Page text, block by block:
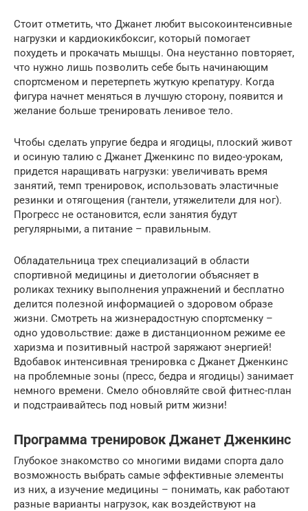
Стоит отметить, что Джанет любит высокоинтенсивные
нагрузки и кардиокикбоксиг, который помогает
похудеть и прокачать мышцы. Она неустанно повторяет,
что нужно лишь позволить себе быть начинающим
спортсменом и перетерпеть жуткую крепатуру. Когда
фигура начнет меняться в лучшую сторону, появится и
желание больше тренировать ленивое тело.
Чтобы сделать упругие бедра и ягодицы, плоский живот
и осиную талию с Джанет Дженкинс по видео-урокам,
придется наращивать нагрузки: увеличивать время
занятий, темп тренировок, использовать эластичные
резинки и отягощения (гантели, утяжелители для ног).
Прогресс не остановится, если занятия будут
регулярными, а питание – правильным.
Обладательница трех специализаций в области
спортивной медицины и диетологии объясняет в
роликах технику выполнения упражнений и бесплатно
делится полезной информацией о здоровом образе
жизни. Смотреть на жизнерадостную спортсменку –
одно удовольствие: даже в дистанционном режиме ее
харизма и позитивный настрой заряжают энергией!
Вдобавок интенсивная тренировка с Джанет Дженкинс
на проблемные зоны (пресс, бедра и ягодицы) занимает
немного времени. Смело обновляйте свой фитнес-план
и подстраивайтесь под новый ритм жизни!
Программа тренировок Джанет Дженкинс
Глубокое знакомство со многими видами спорта дало
возможность выбрать самые эффективные элементы
из них, а изучение медицины – понимать, как работают
разные варианты нагрузок, как воздействуют на